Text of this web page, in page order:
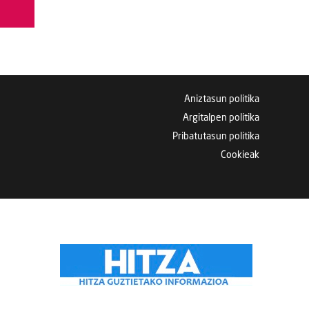
Aniztasun politika
Argitalpen politika
Pribatutasun politika
Cookieak